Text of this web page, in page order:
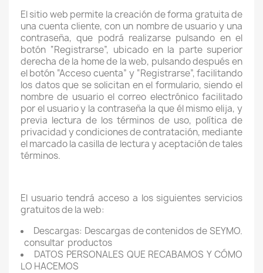
El sitio web permite la creación de forma gratuita de
una cuenta cliente, con un nombre de usuario y una
contraseña, que podrá realizarse pulsando en el
botón “Registrarse”, ubicado en la parte superior
derecha de la home de la web, pulsando después en
el botón “Acceso cuenta” y “Registrarse”, facilitando
los datos que se solicitan en el formulario, siendo el
nombre de usuario el correo electrónico facilitado
por el usuario y la contraseña la que él mismo elija, y
previa lectura de los términos de uso, política de
privacidad y condiciones de contratación, mediante
el marcado la casilla de lectura y aceptación de tales
términos.
El usuario tendrá acceso a los siguientes servicios
gratuitos de la web:
Descargas: Descargas de contenidos de SEYMO.
consultar productos
DATOS PERSONALES QUE RECABAMOS Y CÓMO
LO HACEMOS